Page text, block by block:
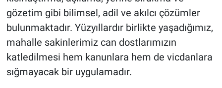
gözetim gibi bilimsel, adil ve akılcı çözümler
bulunmaktadır. Yüzyıllardır birlikte yaşadığımız,
mahalle sakinlerimiz can dostlarımızın
katledilmesi hem kanunlara hem de vicdanlara
sığmayacak bir uygulamadır.